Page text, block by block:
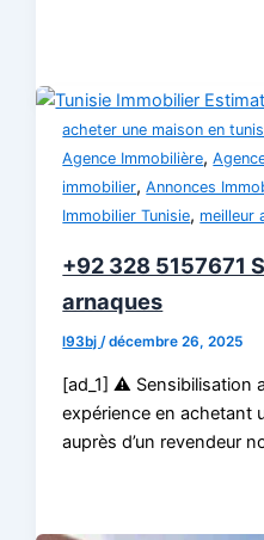
acheter une maison en
Agence Immobilière,
immobilier,Annonces
Immobilier Tunisie, meilleur
+92 328 5157671
arnaques
l93bj/décembre 26, 2025
[ad_1] ⚠️ Sensibilisation
expérience en achetant
auprès d’un revendeur